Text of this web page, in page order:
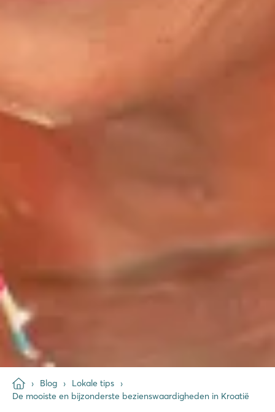
Blog
Lokale tips
De mooiste en bijzonderste bezienswaardigheden in Kroatië